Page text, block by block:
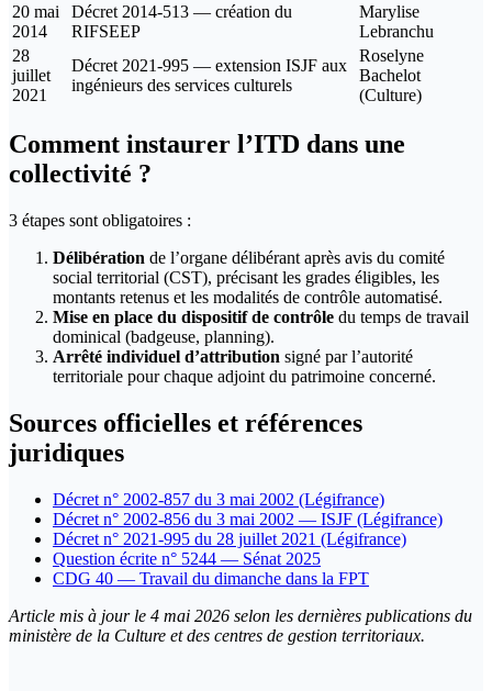
20 mai
2014
Décret 2014-513 — création du
RIFSEEP
Marylise
Lebranchu
28
juillet
2021
Décret 2021-995 — extension ISJF aux
ingénieurs des services culturels
Roselyne
Bachelot
(Culture)
Comment instaurer l’ITD dans une
collectivité ?
3 étapes sont obligatoires :
Délibération de l’organe délibérant après avis du comité
social territorial (CST), précisant les grades éligibles, les
montants retenus et les modalités de contrôle automatisé.
Mise en place du dispositif de contrôle du temps de travail
dominical (badgeuse, planning).
Arrêté individuel d’attribution signé par l’autorité
territoriale pour chaque adjoint du patrimoine concerné.
Sources officielles et références
juridiques
Décret n° 2002-857 du 3 mai 2002 (Légifrance)
Décret n° 2002-856 du 3 mai 2002 — ISJF (Légifrance)
Décret n° 2021-995 du 28 juillet 2021 (Légifrance)
Question écrite n° 5244 — Sénat 2025
CDG 40 — Travail du dimanche dans la FPT
Article mis à jour le 4 mai 2026 selon les dernières publications du
ministère de la Culture et des centres de gestion territoriaux.